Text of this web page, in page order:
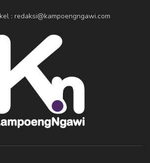
: redaksi@kampoengngawi.com